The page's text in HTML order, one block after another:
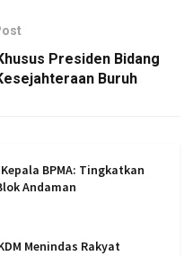
Presiden Bidang
Buruh
Kepala BPMA: Tingkatkan
Andaman
Menindas Rakyat